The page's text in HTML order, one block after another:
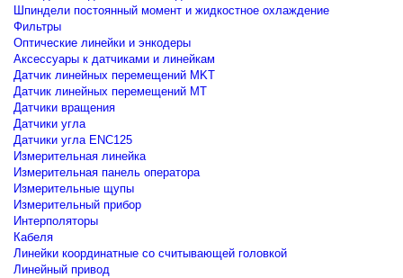
Шпиндели постоянный момент и жидкостное охлаждение
Фильтры
Оптические линейки и энкодеры
Аксессуары к датчиками и линейкам
Датчик линейных перемещений MKT
Датчик линейных перемещений MT
Датчики вращения
Датчики угла
Датчики угла ENC125
Измерительная линейка
Измерительная панель оператора
Измерительные щупы
Измерительный прибор
Интерполяторы
Кабеля
Линейки координатные со считывающей головкой
Линейный привод